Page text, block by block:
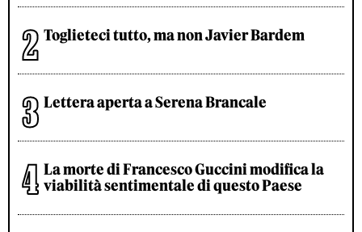
Toglieteci tutto, ma non Javier Bardem
Lettera aperta a Serena Brancale
La morte di Francesco Guccini modifica la
viabilità sentimentale di questo Paese